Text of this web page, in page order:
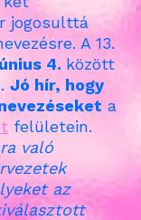
jogosulttá
A 13.
4. között
Jó hír, hogy
a
felületein.
való
az